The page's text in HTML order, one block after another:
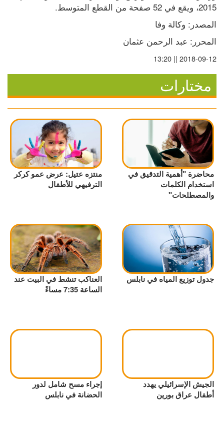
2015، ويقع في 52 صفحة من القطع المتوسط.
المصدر: وكالة وفا
المحرر: عبد الرحمن عثمان
2018-09-12 || 13:20
مختارات
محاضرة "أهمية التدقيق في
استخدام الكلمات
والمصطلحات"
منتزه عتيل: عرض عمو كركر
الترفيهي للأطفال
جدول توزيع المياه في نابلس
العناكب تنشط في البيت عند
الساعة 7:35 مساءً
الجيش الإسرائيلي يهدد
أطفال عراق بورين
إجراء مسح شامل لدور
الحضانة في نابلس